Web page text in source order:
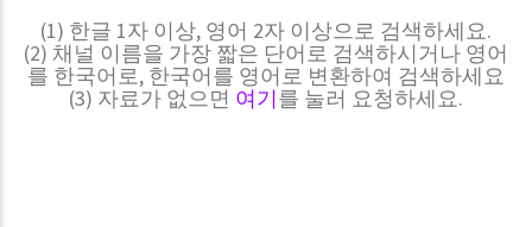
(1) 한글 1자 이상, 영어 2자 이상으로 검색하세요.
(2) 채널 이름을 가장 짧은 단어로 검색하시거나 영어
를 한국어로, 한국어를 영어로 변환하여 검색하세요
(3) 자료가 없으면 여기를 눌러 요청하세요.